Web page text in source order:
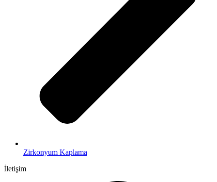
Zirkonyum Kaplama
İletişim